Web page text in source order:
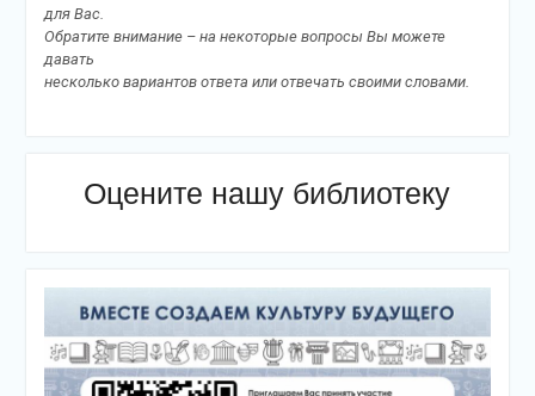
для Вас.
Обратите внимание – на некоторые вопросы Вы можете
давать
несколько вариантов ответа или отвечать своими словами.
Оцените нашу библиотеку